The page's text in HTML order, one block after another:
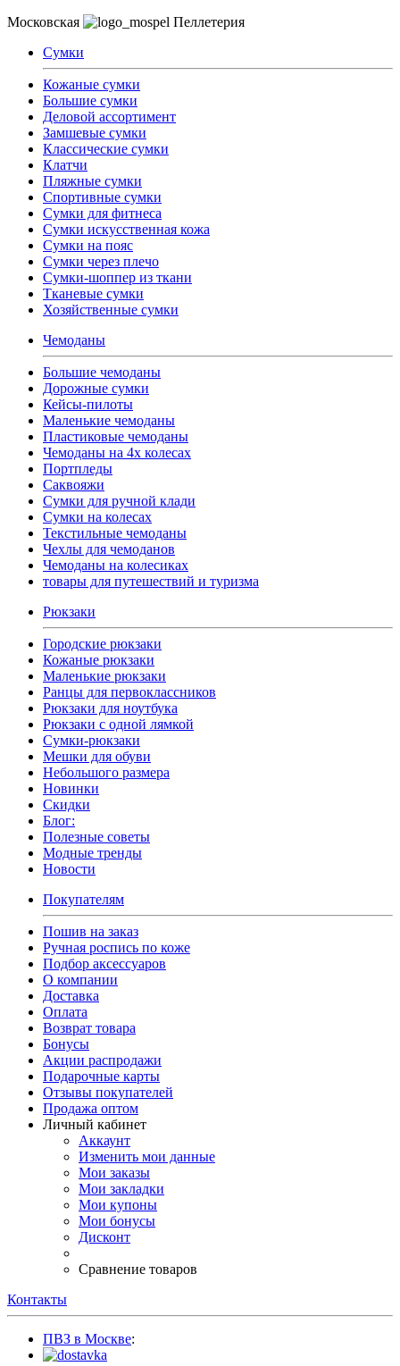
Московская
Пеллетерия
Сумки
Кожаные сумки
Большие сумки
Деловой ассортимент
Замшевые сумки
Классические сумки
Клатчи
Пляжные сумки
Спортивные сумки
Сумки для фитнеса
Сумки искусственная кожа
Сумки на пояс
Сумки через плечо
Сумки-шоппер из ткани
Тканевые сумки
Хозяйственные сумки
Чемоданы
Большие чемоданы
Дорожные сумки
Кейсы-пилоты
Маленькие чемоданы
Пластиковые чемоданы
Чемоданы на 4х колесах
Портпледы
Саквояжи
Сумки для ручной клади
Сумки на колесах
Текстильные чемоданы
Чехлы для чемоданов
Чемоданы на колесиках
товары для путешествий и туризма
Рюкзаки
Городские рюкзаки
Кожаные рюкзаки
Маленькие рюкзаки
Ранцы для первоклассников
Рюкзаки для ноутбука
Рюкзаки с одной лямкой
Сумки-рюкзаки
Мешки для обуви
Небольшого размера
Новинки
Скидки
Блог:
Полезные советы
Модные тренды
Новости
Покупателям
Пошив на заказ
Ручная роспись по коже
Подбор аксессуаров
О компании
Доставка
Оплата
Возврат товара
Бонусы
Акции распродажи
Подарочные карты
Отзывы покупателей
Продажа оптом
Личный кабинет
Аккаунт
Изменить мои данные
Мои заказы
Мои закладки
Мои купоны
Мои бонусы
Дисконт
Сравнение товаров
Контакты
ПВЗ в Москве: